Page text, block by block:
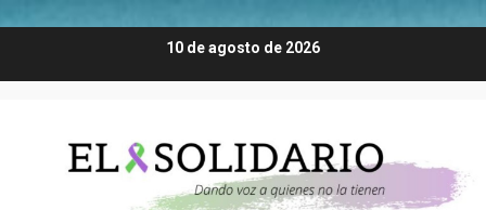
10 de agosto de 2026